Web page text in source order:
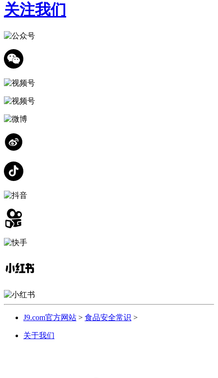
关注我们
J9.com官方网站 > 食品安全常识 >
关于我们